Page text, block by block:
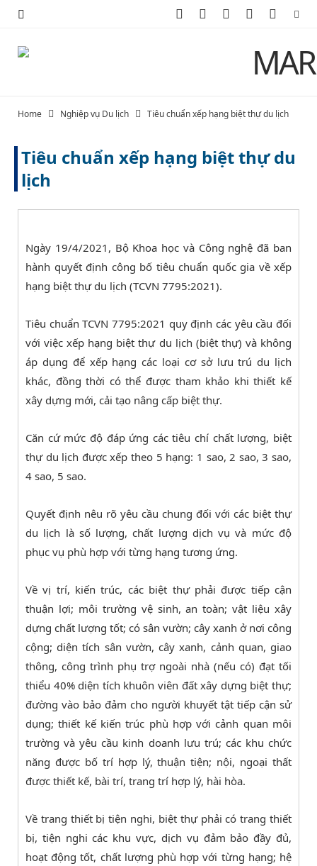
o
k
t
e
r
)
g
a
r
s
u
b
Home Nghiệp vụ Du lịch Tiêu chuẩn xếp hạng biệt thự du lịch
Tiêu chuẩn xếp hạng biệt thự du
lịch
Ngày 19/4/2021, Bộ Khoa học và Công nghệ đã ban
hành quyết định công bố tiêu chuẩn quốc gia về xếp
hạng biệt thự du lịch (TCVN 7795:2021).
Tiêu chuẩn TCVN 7795:2021 quy định các yêu cầu đối
với việc xếp hạng biệt thự du lịch (biệt thự) và không
áp dụng để xếp hạng các loại cơ sở lưu trú du lịch
khác, đồng thời có thể được tham khảo khi thiết kế
xây dựng mới, cải tạo nâng cấp biệt thự.
Căn cứ mức độ đáp ứng các tiêu chí chất lượng, biệt
thự du lịch được xếp theo 5 hạng: 1 sao, 2 sao, 3 sao,
4 sao, 5 sao.
Quyết định nêu rõ yêu cầu chung đối với các biệt thự
du lịch là số lượng, chất lượng dịch vụ và mức độ
phục vụ phù hợp với từng hạng tương ứng.
Về vị trí, kiến trúc, các biệt thự phải được tiếp cận
thuận lợi; môi trường vệ sinh, an toàn; vật liệu xây
dựng chất lượng tốt; có sân vườn; cây xanh ở nơi công
cộng; diện tích sân vườn, cây xanh, cảnh quan, giao
thông, công trình phụ trợ ngoài nhà (nếu có) đạt tối
thiểu 40% diện tích khuôn viên đất xây dựng biệt thự;
đường vào bảo đảm cho người khuyết tật tiếp cận sử
dụng; thiết kế kiến trúc phù hợp với cảnh quan môi
trường và yêu cầu kinh doanh lưu trú; các khu chức
năng được bố trí hợp lý, thuận tiện; nội, ngoại thất
được thiết kế, bài trí, trang trí hợp lý, hài hòa.
Về trang thiết bị tiện nghi, biệt thự phải có trang thiết
bị, tiện nghi các khu vực, dịch vụ đảm bảo đầy đủ,
hoạt động tốt, chất lượng phù hợp với từng hạng; hệ